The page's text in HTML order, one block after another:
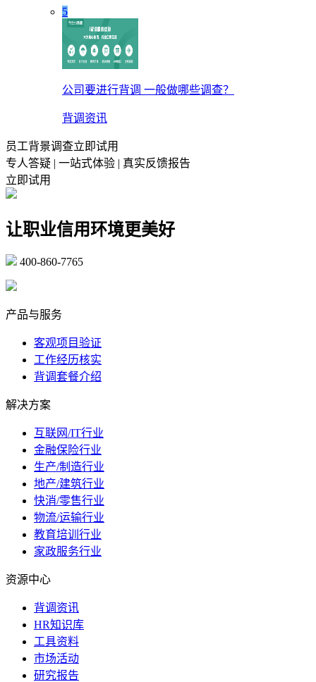
5
公司要进行背调 一般做哪些调查？
背调资讯
员工背景调查立即试用
专人答疑 | 一站式体验 | 真实反馈报告
立即试用
让职业信用环境更美好
400-860-7765
产品与服务
客观项目验证
工作经历核实
背调套餐介绍
解决方案
互联网/IT行业
金融保险行业
生产/制造行业
地产/建筑行业
快消/零售行业
物流/运输行业
教育培训行业
家政服务行业
资源中心
背调资讯
HR知识库
工具资料
市场活动
研究报告